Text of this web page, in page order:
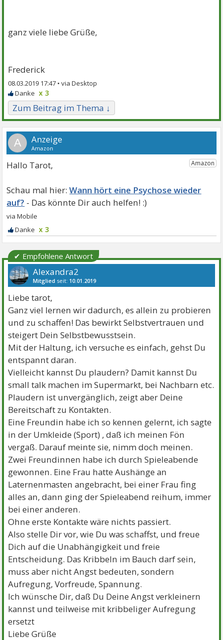
ganz viele liebe Grüße,
Frederick
08.03.2019 17:47 •
x 3
Zum Beitrag im Thema ↓
A
Hallo Tarot,
Wann hört eine Psychose wieder
auf?
x 3
✔ Empfohlene Antwort
Alexandra2
Mitglied seit: 10.01.2019
Liebe tarot,
Ganz viel lernen wir dadurch, es allein zu probieren
und zu schaffen! Das bewirkt Selbstvertrauen und
steigert Dein Selbstbewusstsein.
Mit der Haltung, ich versuche es einfach, gehst Du
entspannt daran.
Vielleicht kannst Du plaudern? Damit kannst Du
small talk machen im Supermarkt, bei Nachbarn etc.
Plaudern ist unvergänglich, zeigt aber Deine
Bereitschaft zu Kontakten.
Eine Freundin habe ich so kennen gelernt, ich sagte
in der Umkleide (Sport) , daß ich meinen Fön
vergaß. Darauf meinte sie, nimm doch meinen.
Zwei Freundinnen habe ich durch Spieleabende
gewonnen. Eine Frau hatte Aushänge an
Laternenmasten angebracht, bei einer Frau fing
alles an, dann ging der Spieleabend reihum, immer
bei einer anderen.
Ohne erste Kontakte wäre nichts passiert.
Also stelle Dir vor, wie Du was schaffst, und freue
Dich auf die Unabhängigkeit und freie
Entscheidung. Das Kribbeln im Bauch darf sein,
muss aber nicht Angst bedeuten, sondern
Aufregung, Vorfreude, Spannung.
Ich wünsche Dir, daß Du Deine Angst verkleinern
kannst und teilweise mit kribbeliger Aufregung
ersetzt
Liebe Grüße